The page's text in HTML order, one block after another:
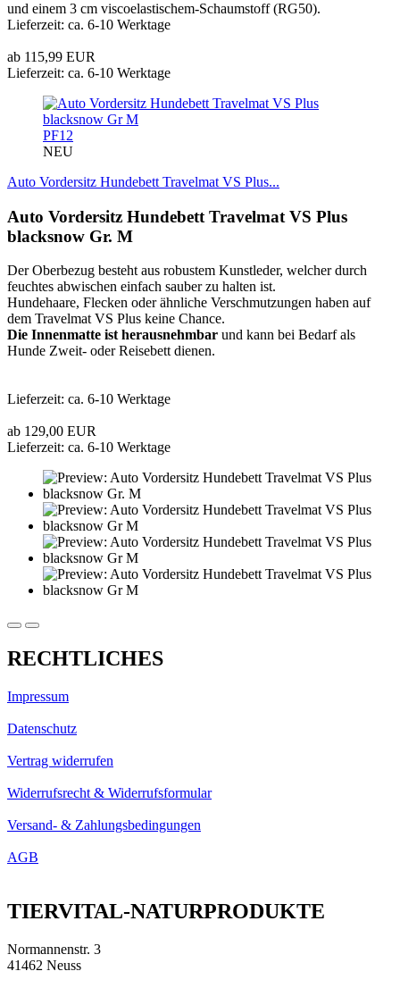
und einem 3 cm viscoelastischem-Schaumstoff (RG50).
Lieferzeit: ca. 6-10 Werktage
ab 115,99 EUR
Lieferzeit: ca. 6-10 Werktage
PF12
NEU
Auto Vordersitz Hundebett Travelmat VS Plus...
Auto Vordersitz Hundebett Travelmat VS Plus
blacksnow Gr. M
Der Oberbezug besteht aus robustem Kunstleder, welcher durch
feuchtes abwischen einfach sauber zu halten ist.
Hundehaare, Flecken oder ähnliche Verschmutzungen haben auf
dem Travelmat VS Plus keine Chance.
Die Innenmatte ist herausnehmbar und kann bei Bedarf als
Hunde Zweit- oder Reisebett dienen.
Lieferzeit: ca. 6-10 Werktage
ab 129,00 EUR
Lieferzeit: ca. 6-10 Werktage
RECHTLICHES
Impressum
Datenschutz
Vertrag widerrufen
Widerrufsrecht & Widerrufsformular
Versand- & Zahlungsbedingungen
AGB
TIERVITAL-NATURPRODUKTE
Normannenstr. 3
41462 Neuss